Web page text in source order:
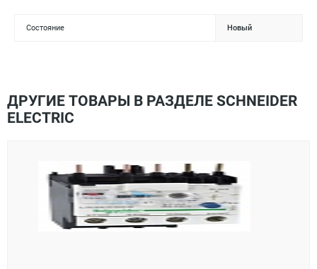
Состояние Новый
ДРУГИЕ ТОВАРЫ В РАЗДЕЛЕ SCHNEIDER
ELECTRIC